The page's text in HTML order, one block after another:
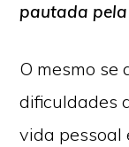
pautada pela
O mesmo se
dificuldades
vida pessoal